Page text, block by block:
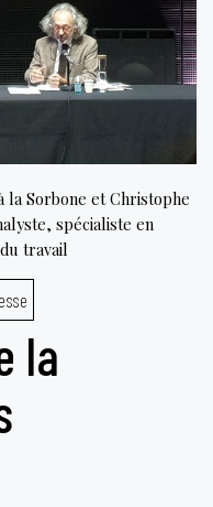
la Sorbone et Christophe
spécialiste en
travail
la